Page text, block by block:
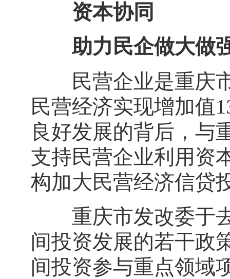
资本协同
助力民企做大做
民营企业是重庆市
民营经济实现增加值
良好发展的背后，与
支持民营企业利用资
构加大民营经济信贷
重庆市发改委于去
间投资发展的若干政
间投资参与重点领域